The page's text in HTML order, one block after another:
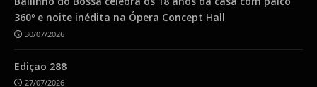
360º e noite inédita na Ópera Concept Hall
30/07/2026
Ediçao 288
27/07/2026